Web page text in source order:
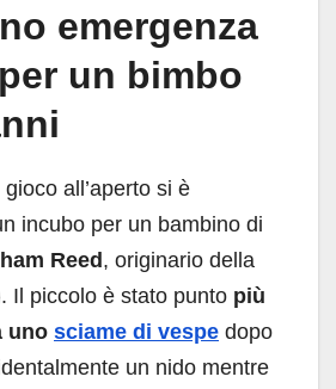
emergenza
un bimbo
all’aperto si è
incubo per un bambino di
Reed, originario della
. Il piccolo è stato punto più
uno sciame di vespe dopo
un nido mentre